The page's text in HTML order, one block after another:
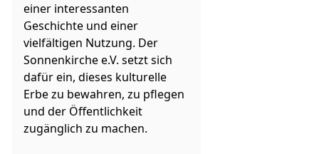
einer interessanten
Geschichte und einer
vielfältigen Nutzung. Der
Sonnenkirche e.V. setzt sich
dafür ein, dieses kulturelle
Erbe zu bewahren, zu pflegen
und der Öffentlichkeit
zugänglich zu machen.